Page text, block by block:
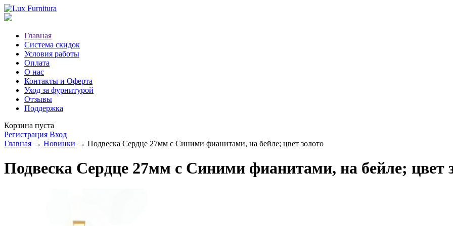
Главная
Система скидок
Условия работы
Оплата
О нас
Контакты и Оферта
Уход за фурнитурой
Отзывы
Поддержка
Корзина пуста
Регистрация Вход
Главная → Новинки → Подвеска Сердце 27мм с Синими фианитами, на бейле; цвет золото
Подвеска Сердце 27мм с Синими фианитами, на бейле; цвет